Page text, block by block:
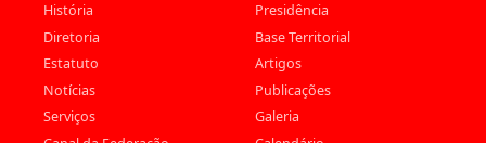
História
Presidência
Diretoria
Base Territorial
Estatuto
Artigos
Notícias
Publicações
Serviços
Galeria